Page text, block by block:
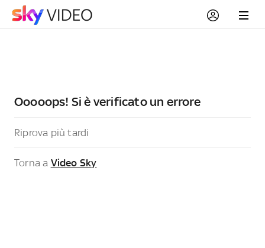
Ooooops! Si è verificato un errore
Riprova più tardi
Torna a Video Sky